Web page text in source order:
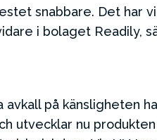
snabbare. Det har
i bolaget Readily,
avkall på känsligheten
utvecklar nu